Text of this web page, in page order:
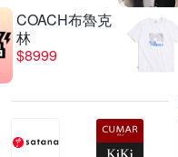
COACH布魯克
林
$8999